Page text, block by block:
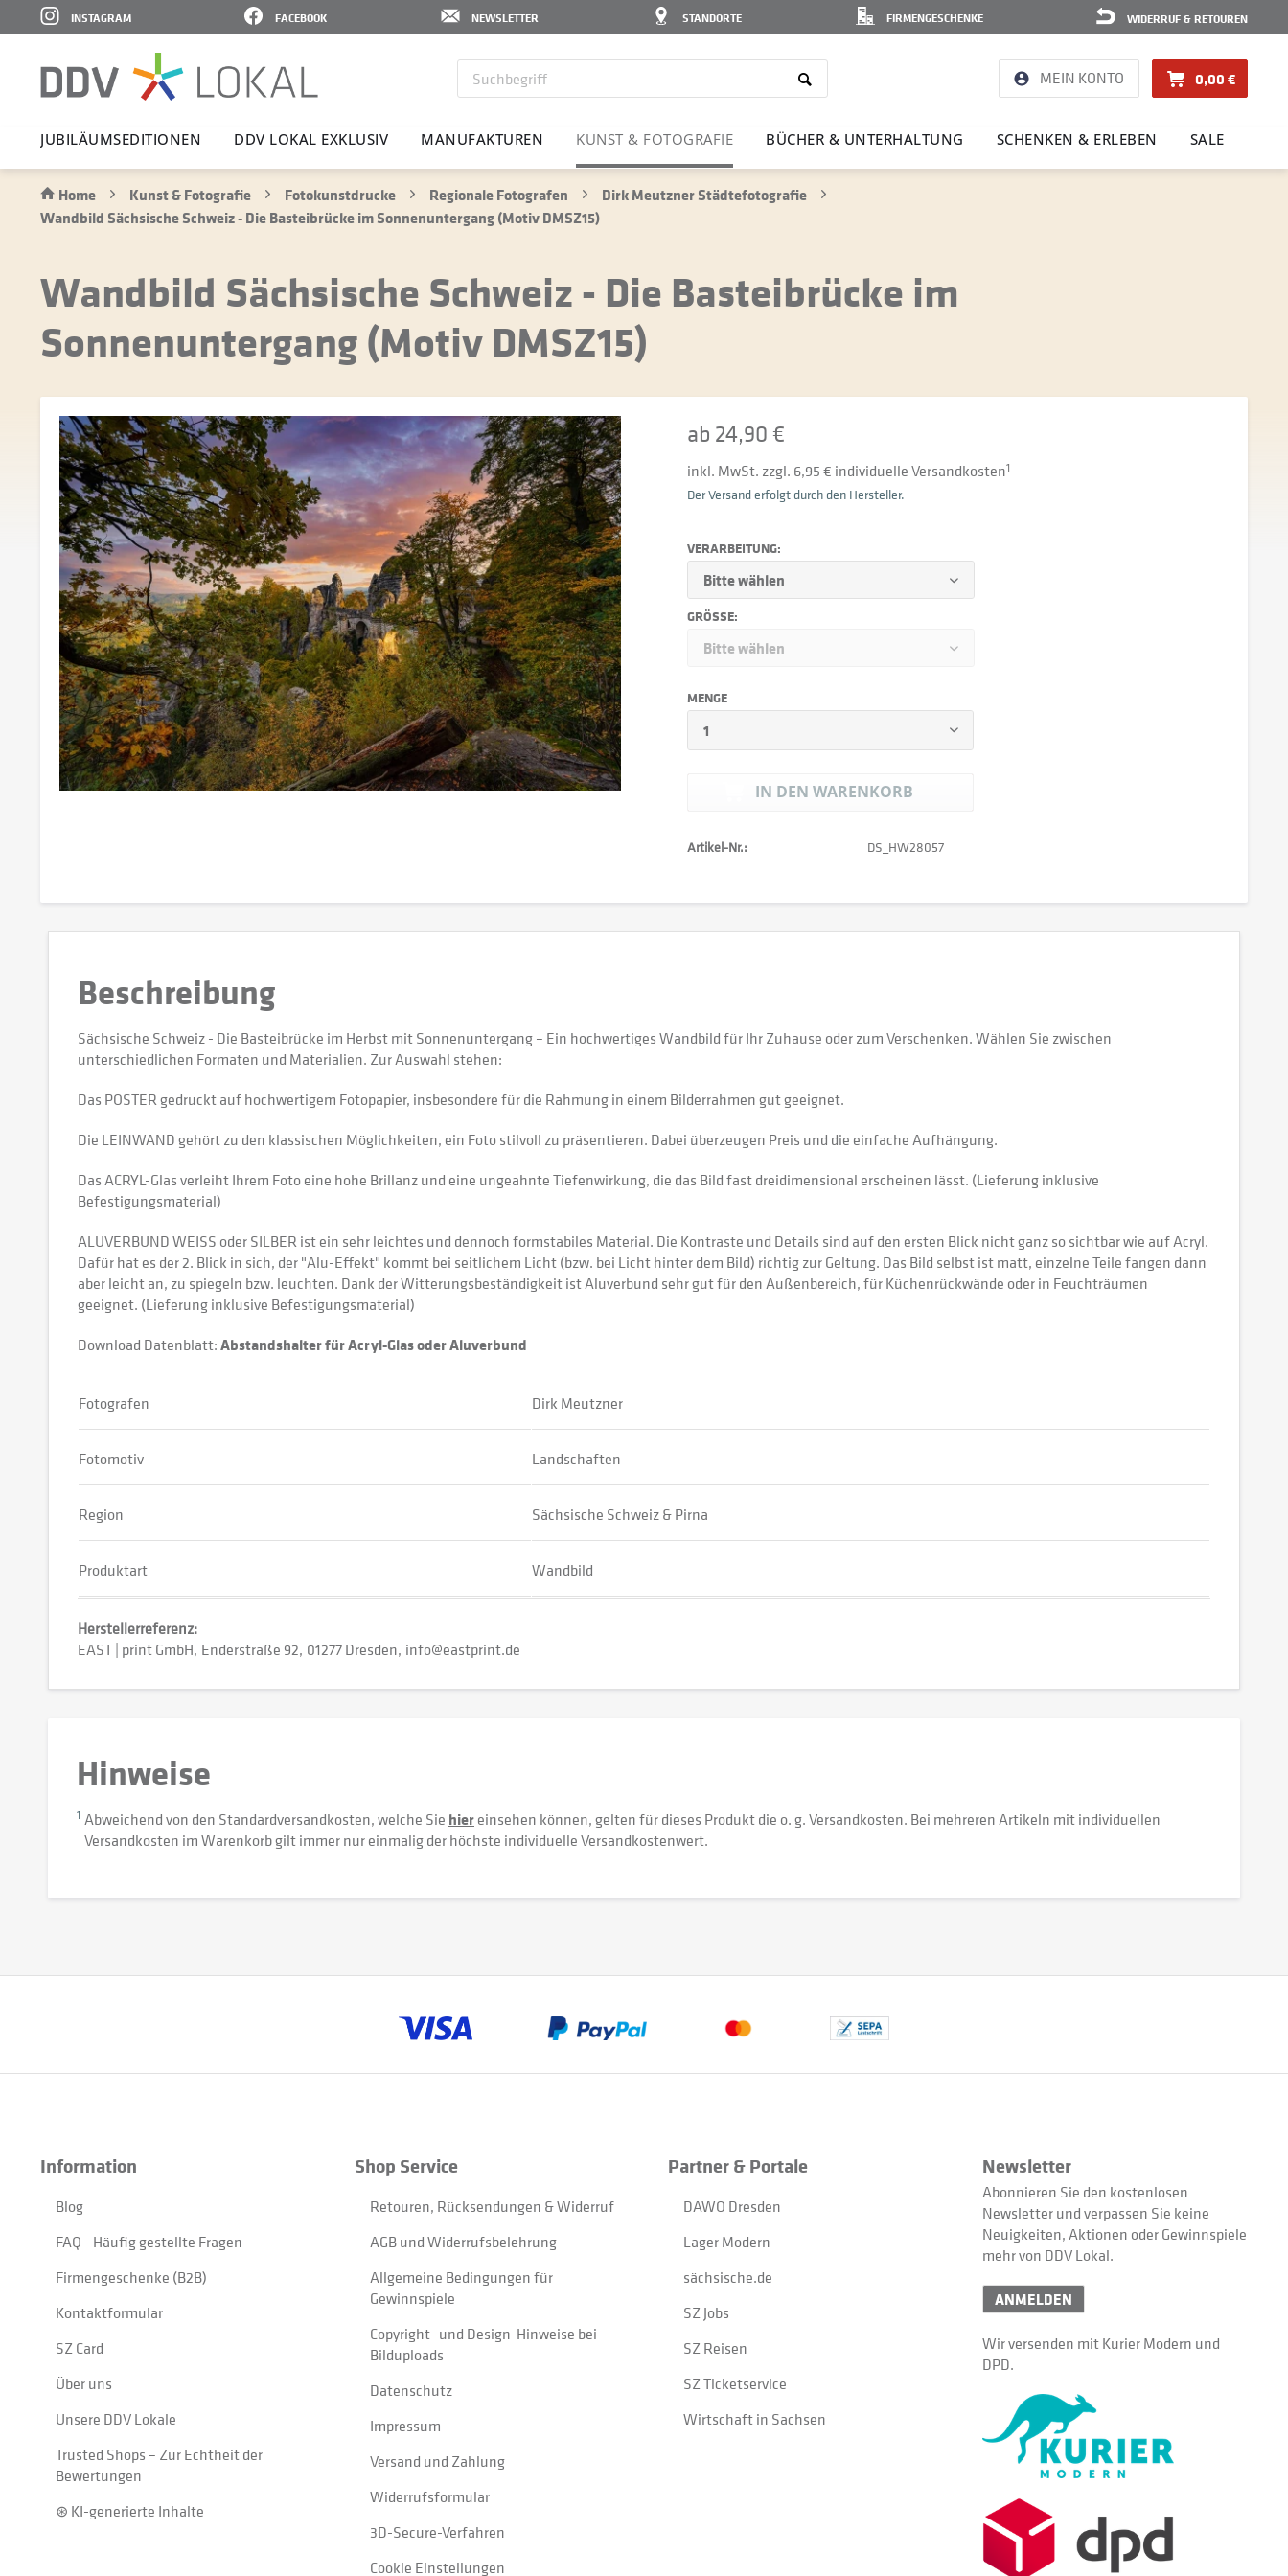
WIDERRUF & RETOUREN
FIRMENGESCHENKE
STANDORTE
NEWSLETTER
FACEBOOK
INSTAGRAM
MEIN KONTO 0,00 €
JUBI­LÄ­UMS­E­DI­TIONEN DDV LOKAL EXKLUSIV MANU­FAK­TUREN KUNST & FOTO­GRAFIE BÜCHER & UNTER­HAL­TUNG SCHENKEN & ERLEBEN SALE
Home Kunst & Fotografie Fotokunstdrucke Regionale Fotografen
Dirk Meutzner Städtefotografie
Wandbild Sächsische Schweiz - Die Basteibrücke im Sonnenuntergang (Motiv DMSZ15)
Wandbild Sächsische Schweiz - Die Basteibrücke im
Sonnenuntergang (Motiv DMSZ15)
ab 24,90 €
inkl. MwSt. zzgl. 6,95 € individuelle Versandkosten1
Der Versand erfolgt durch den Hersteller.
VERARBEITUNG:
GRÖSSE:
MENGE
IN DEN WARENKORB
Artikel-Nr.: DS_HW28057
Beschreibung
Sächsische Schweiz - Die Basteibrücke im Herbst mit Sonnenuntergang – Ein hochwertiges Wandbild für Ihr Zuhause oder zum Verschenken. Wählen Sie zwischen
unterschiedlichen Formaten und Materialien. Zur Auswahl stehen:
Das POSTER gedruckt auf hochwertigem Fotopapier, insbesondere für die Rahmung in einem Bilderrahmen gut geeignet.
Die LEINWAND gehört zu den klassischen Möglichkeiten, ein Foto stilvoll zu präsentieren. Dabei überzeugen Preis und die einfache Aufhängung.
Das ACRYL-Glas verleiht Ihrem Foto eine hohe Brillanz und eine ungeahnte Tiefenwirkung, die das Bild fast dreidimensional erscheinen lässt. (Lieferung inklusive
Befestigungsmaterial)
ALUVERBUND WEISS oder SILBER ist ein sehr leichtes und dennoch formstabiles Material. Die Kontraste und Details sind auf den ersten Blick nicht ganz so sichtbar wie auf Acryl.
Dafür hat es der 2. Blick in sich, der "Alu-Effekt" kommt bei seitlichem Licht (bzw. bei Licht hinter dem Bild) richtig zur Geltung. Das Bild selbst ist matt, einzelne Teile fangen dann
aber leicht an, zu spiegeln bzw. leuchten. Dank der Witterungsbeständigkeit ist Aluverbund sehr gut für den Außenbereich, für Küchenrückwände oder in Feuchträumen
geeignet. (Lieferung inklusive Befestigungsmaterial)
Download Datenblatt:Abstandshalter für Acryl-Glas oder Aluverbund
Fotografen Dirk Meutzner
Fotomotiv Landschaften
Region Sächsische Schweiz & Pirna
Produktart Wandbild
Herstellerreferenz:
EAST | print GmbH Enderstraße 92 01277 Dresden info@eastprint.de
Hinweise
1 Abweichend von den Standardversandkosten, welche Sie hiereinsehen können, gelten für dieses Produkt die o. g. Versandkosten. Bei mehreren Artikeln mit individuellen
Versandkosten im Warenkorb gilt immer nur einmalig der höchste individuelle Versandkostenwert.
Information
Blog
FAQ - Häufig gestellte Fragen
Firmengeschenke (B2B)
Kontaktformular
SZ Card
Über uns
Unsere DDV Lokale
Trusted Shops – Zur Echtheit der
Bewertungen
⊛ KI-generierte Inhalte
Shop Service
Retouren, Rücksendungen & Widerruf
AGB und Widerrufsbelehrung
Allgemeine Bedingungen für
Gewinnspiele
Copyright- und Design-Hinweise bei
Bilduploads
Datenschutz
Impressum
Versand und Zahlung
Widerrufsformular
3D-Secure-Verfahren
Cookie Einstellungen
Partner & Portale
DAWO Dresden
Lager Modern
sächsische.de
SZ Jobs
SZ Reisen
SZ Ticketservice
Wirtschaft in Sachsen
Newsletter
Abonnieren Sie den kostenlosen
Newsletter und verpassen Sie keine
Neuigkeiten, Aktionen oder Gewinnspiele
mehr von DDV Lokal.
ANMELDEN
Wir versenden mit Kurier Modern und
DPD.